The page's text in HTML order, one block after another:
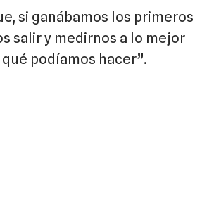
si ganábamos los primeros
salir y medirnos a lo mejor
podíamos hacer”.